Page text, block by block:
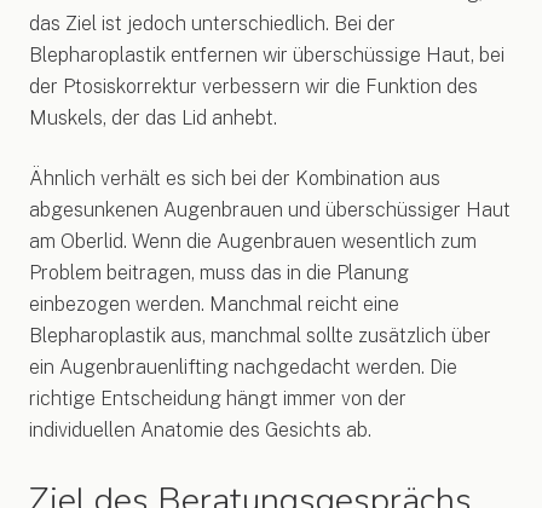
das Ziel ist jedoch unterschiedlich. Bei der
Blepharoplastik entfernen wir überschüssige Haut, bei
der Ptosiskorrektur verbessern wir die Funktion des
Muskels, der das Lid anhebt.
Ähnlich verhält es sich bei der Kombination aus
abgesunkenen Augenbrauen und überschüssiger Haut
am Oberlid. Wenn die Augenbrauen wesentlich zum
Problem beitragen, muss das in die Planung
einbezogen werden. Manchmal reicht eine
Blepharoplastik aus, manchmal sollte zusätzlich über
ein Augenbrauenlifting nachgedacht werden. Die
richtige Entscheidung hängt immer von der
individuellen Anatomie des Gesichts ab.